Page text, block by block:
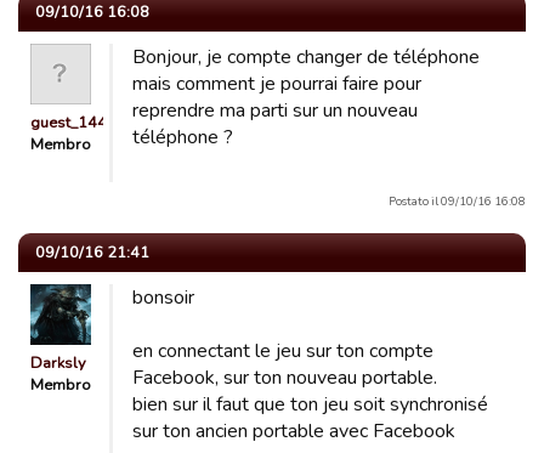
09/10/16 16:08
guest_1449422889118
Membro
Bonjour, je compte changer de téléphone
mais comment je pourrai faire pour
reprendre ma parti sur un nouveau
téléphone ?
Postato il 09/10/16 16:08
09/10/16 21:41
Darksly
Membro
bonsoir
en connectant le jeu sur ton compte
Facebook, sur ton nouveau portable.
bien sur il faut que ton jeu soit synchronisé
sur ton ancien portable avec Facebook